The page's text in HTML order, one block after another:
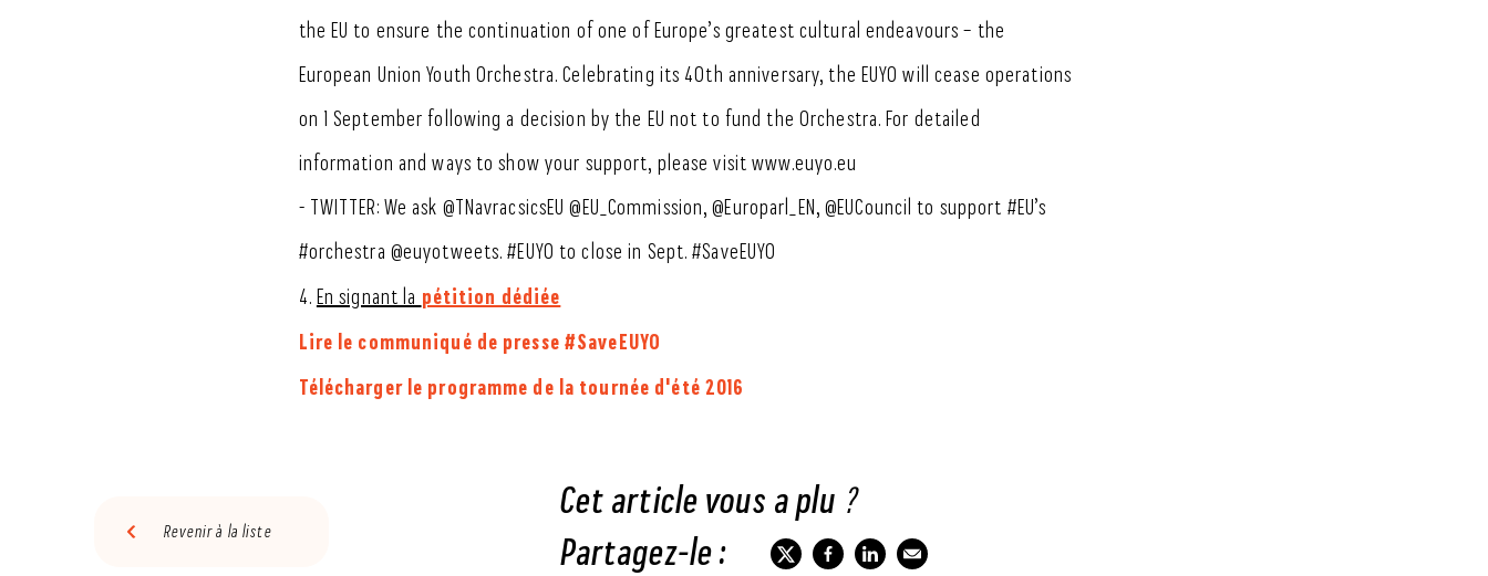
the EU to ensure the continuation of one of Europe’s greatest cultural endeavours – the
European Union Youth Orchestra. Celebrating its 40th anniversary, the EUYO will cease operations
on 1 September following a decision by the EU not to fund the Orchestra. For detailed
information and ways to show your support, please visit www.euyo.eu
- TWITTER: We ask @TNavracsicsEU @EU_Commission, @Europarl_EN, @EUCouncil to support #EU’s
#orchestra @euyotweets. #EUYO to close in Sept. #SaveEUYO
4. En signant la pétition dédiée
Lire le communiqué de presse #SaveEUYO
Télécharger le programme de la tournée d'été 2016
Revenir à la liste
Cet article vous a plu ?
Partagez-le :